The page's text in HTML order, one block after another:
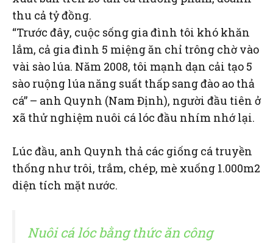
thu cả tỷ đồng.
“Trước đây, cuộc sống gia đình tôi khó khăn
lắm, cả gia đình 5 miệng ăn chỉ trông chờ vào
vài sào lúa. Năm 2008, tôi mạnh dạn cải tạo 5
sào ruộng lúa năng suất thấp sang đào ao thả
cá” – anh Quynh (Nam Định), người đầu tiên ở
xã thử nghiệm nuôi cá lóc đầu nhím nhớ lại.
Lúc đầu, anh Quynh thả các giống cá truyền
thống như trôi, trắm, chép, mè xuống 1.000m2
diện tích mặt nước.
Nuôi cá lóc bằng thức ăn công